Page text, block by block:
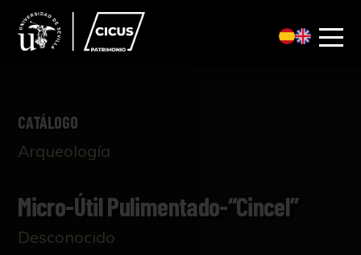
CATÁLOGO
Arqueología
Micro-Útil Pulimentado-“Cincel”
Desconocido